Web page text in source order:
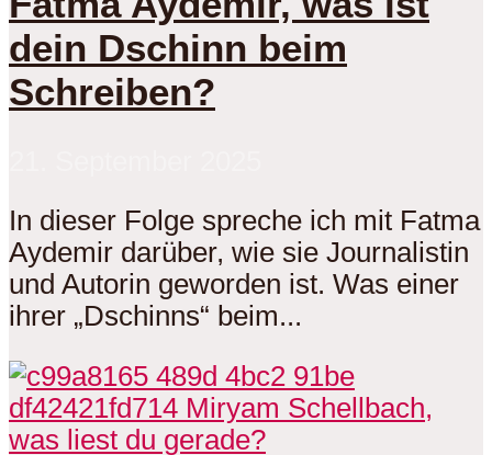
dein Dschinn beim
Schreiben?
In dieser Folge spreche ich mit Fatma
Aydemir darüber, wie sie Journalistin
und Autorin geworden ist. Was einer
ihrer „Dschinns“ beim...